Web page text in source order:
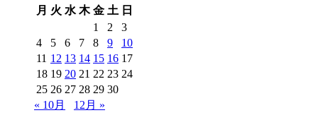
月 火 水 木 金 土 日
1
2
3
4
5 6 7 8 9
10
11 12 13 14 15 16 17
18 19 20 21 22 23 24
25 26 27 28 29 30
« 10月
12月 »